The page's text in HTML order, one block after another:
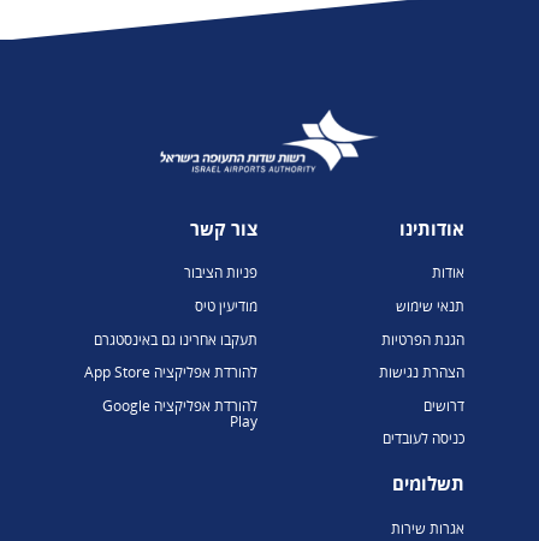
אודותינו
אודות
תנאי שימוש
הגנת הפרטיות
הצהרת נגישות
דרושים
כניסה לעובדים
תשלומים
אגרות שירות
צור קשר
פניות הציבור
מודיעין טיס
תעקבו אחרינו גם באינסטגרם
להורדת אפליקציה App Store
להורדת אפליקציה Google
Play